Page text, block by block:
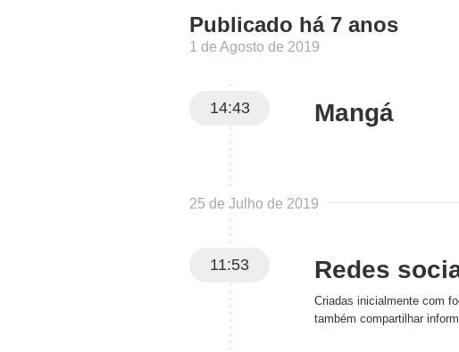
Publicado há 7 anos
1 de Agosto de 2019
14:43 Mangá
25 de Julho de 2019
11:53 Redes
Criadas inicialmente com
também compartilhar